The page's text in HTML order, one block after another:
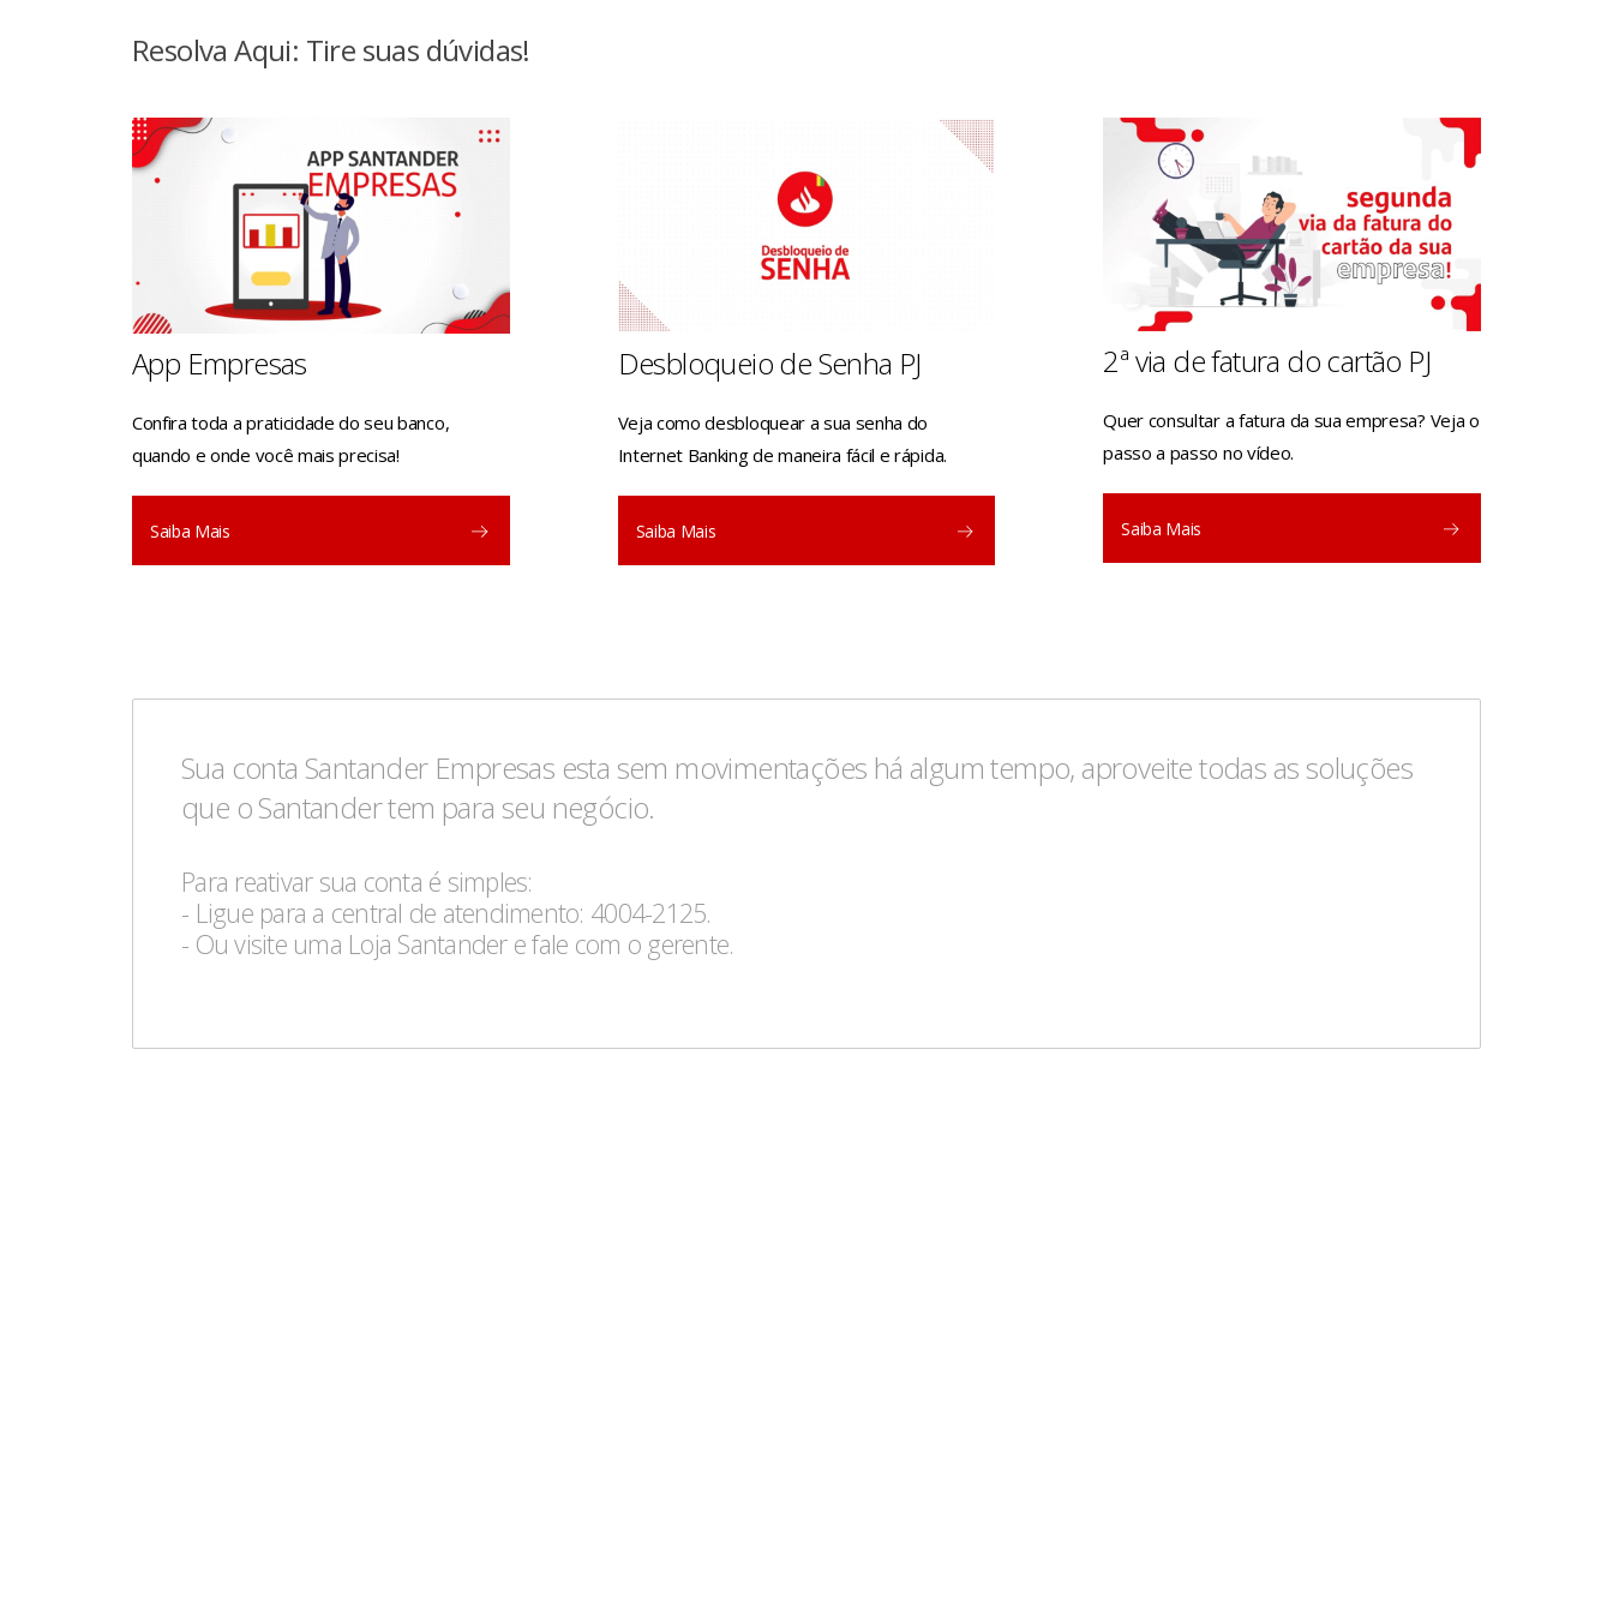
Resolva Aqui: Tire suas dúvidas!
App Empresas
Confira toda a praticidade do seu banco,
quando e onde você mais precisa!
Saiba Mais
Desbloqueio de Senha PJ
Veja como desbloquear a sua senha do
Internet Banking de maneira fácil e rápida.
Saiba Mais
2ª via de fatura do cartão PJ
Quer consultar a fatura da sua empresa? Veja o
passo a passo no vídeo.
Saiba Mais
Sua conta Santander Empresas esta sem movimentações há algum tempo, aproveite todas as soluções
que o Santander tem para seu negócio.
Para reativar sua conta é simples:
- Ligue para a central de atendimento: 4004-2125.
- Ou visite uma Loja Santander e fale com o gerente.